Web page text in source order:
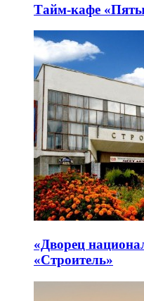
Тайм-кафе
«Дворец
«Строитель»